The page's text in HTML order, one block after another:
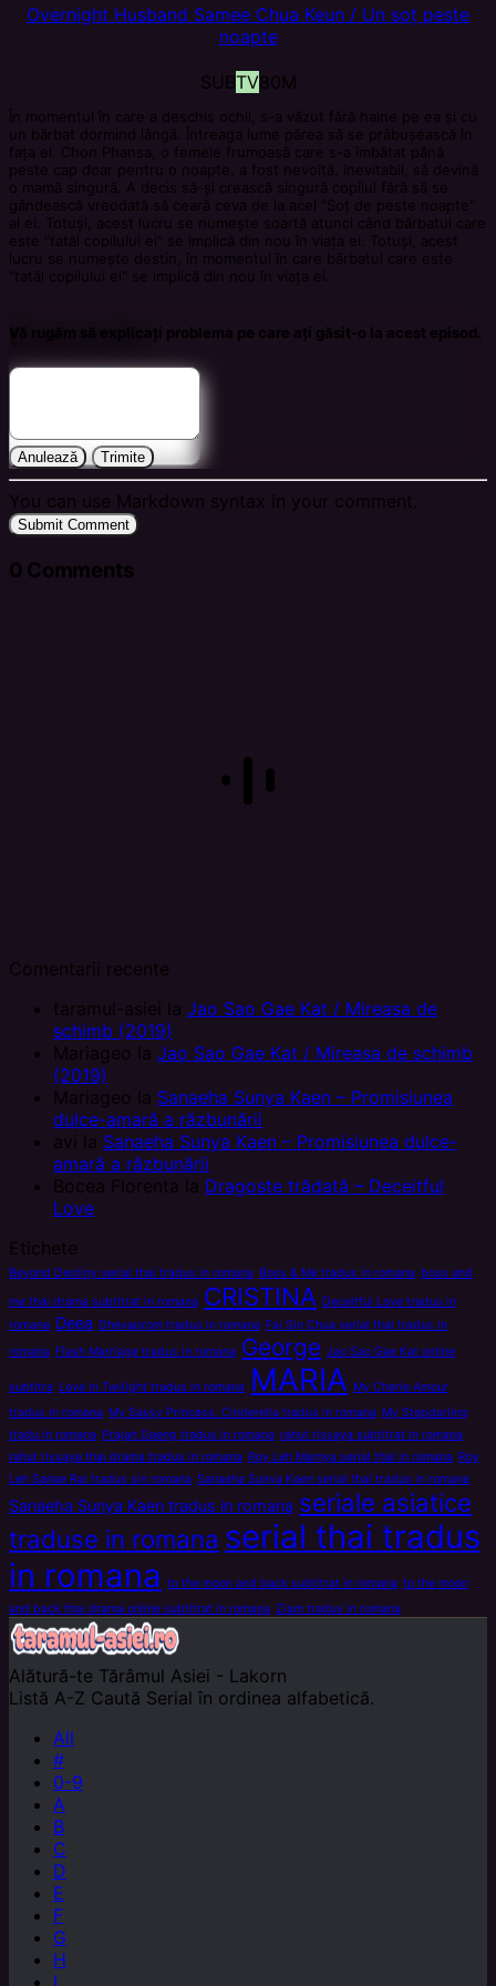
Overnight Husband Samee Chua Keun / Un soț peste
noapte
SUBTV80M
În momentul în care a deschis ochii, s-a văzut fără haine pe ea și cu
un bărbat dormind lângă. Întreaga lume părea să se prăbușească în
fața ei. Chon Phansa, o femeie frumoasă care s-a îmbătat până
peste cap doar pentru o noapte, a fost nevoită, inevitabil, să devină
o mamă singură. A decis să-și crească singură copilul fără să se
gândească vreodată să ceară ceva de la acel "Soț de peste noapte"
al ei. Totuși, acest lucru se numește soartă atunci când bărbatul care
este "tatăl copilului ei" se implică din nou în viața ei. Totuși, acest
lucru se numește destin, în momentul în care bărbatul care este
"tatăl copilului ei" se implică din nou în viața ei.
Vă rugăm să explicați problema pe care ați găsit-o la acest episod.
Anulează Trimite
Comments
You can use Markdown syntax in your comment.
Submit Comment
0 Comments
Comentarii recente
taramul-asiei
la Jao Sao Gae Kat / Mireasa de
schimb (2019)
Mariageo la Jao Sao Gae Kat / Mireasa de schimb
(2019)
Mariageo la Sanaeha Sunya Kaen – Promisiunea
dulce-amară a răzbunării
avi
la Sanaeha Sunya Kaen – Promisiunea dulce-
amară a răzbunării
Bocea Florenta la Dragoste trădată – Deceitful
Love
Etichete
Beyond Destiny serial thai tradus in romana Boss & Me tradus in romana boss and
me thai drama subtitrat in romana CRISTINA Deceitful Love tradus in
romana Deea Dhevaprom tradus in romana Fai Sin Chua serial thai tradus in
romana Flash Marriage tradus in romana George Jao Sao Gae Kat online
subtitra Love in Twilight tradus in romana MARIA My Cherie Amour
tradus in romana My Sassy Princess: Cinderella tradus in romana My Stepdarling
tradu in romana Prajan Daeng tradus in romana rahut rissaya subtitrat in romana
rahut rissaya thai drama tradus in romana Roy Leh Marnya serial thai in romana Roy
Leh Sanae Rai tradus sin romana Sanaeha Sunya Kaen serial thai tradus in romana
Sanaeha Sunya Kaen tradus in romana seriale asiatice
traduse in romana serial thai tradus
in romana to the moon and back subtitrat in romana to the moon
and back thai drama online subtitrat in romana Ziam tradus in romana
Alătură-te Tărâmul Asiei - Lakorn
Listă A-Z Caută Serial în ordinea alfabetică.
All
#
0-9
A
B
C
D
E
F
G
H